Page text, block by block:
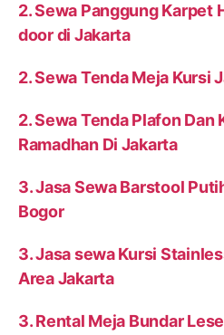
2. Sewa Panggung Karpet
door di Jakarta
2. Sewa Tenda Meja Kursi
2. Sewa Tenda Plafon Dan
Ramadhan Di Jakarta
3. Jasa Sewa Barstool
Bogor
3. Jasa sewa Kursi
Area Jakarta
3. Rental Meja Bundar